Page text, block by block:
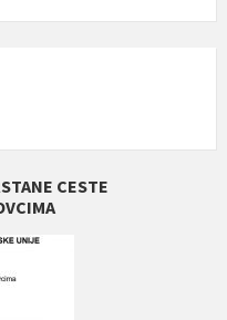
CESTE